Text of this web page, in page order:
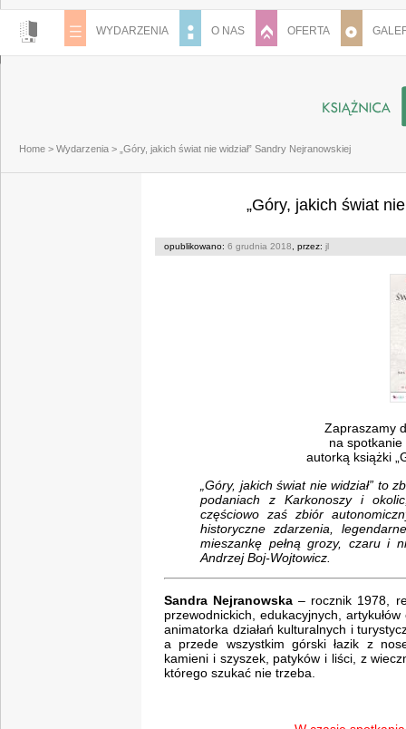
WYDARZENIA O NAS OFERTA
Home > Wydarzenia > „Góry, jakich świat nie widział” Sandry Nejranowskiej
„Góry, jakich świat
opublikowano: 6 grudnia 2018 , przez: jl
Zapraszamy
na
autorką książki
„Góry, jakich świat nie widział” to
podaniach z Karkonoszy i
częściowo zaś zbiór
historyczne zdarzenia,
mieszankę pełną grozy, czaru i
Andrzej Boj-Wojtowicz.
Sandra Nejranowska – rocznik 1978,
przewodnickich, edukacyjnych,
animatorka działań kulturalnych i
a przede wszystkim górski łazik z
kamieni i szyszek, patyków i liści, z
którego szukać nie trzeba.